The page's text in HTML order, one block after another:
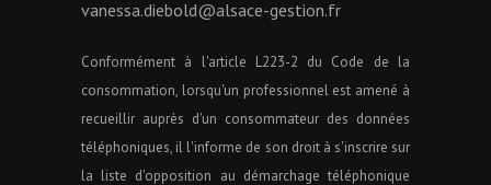
vanessa.diebold@alsace-gestion.fr
Conformément à l'article L223-2 du Code de la
consommation, lorsqu'un professionnel est amené à
recueillir auprès d'un consommateur des données
téléphoniques, il l'informe de son droit à s'inscrire sur
la liste d'opposition au démarchage téléphonique